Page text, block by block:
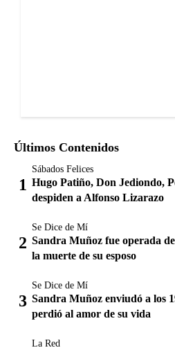
Últimos Contenidos
Sábados Felices
Hugo Patiño, Don Jediondo,
despiden a Alfonso Lizarazo
Se Dice de Mí
Sandra Muñoz fue operada
la muerte de su esposo
Se Dice de Mí
Sandra Muñoz enviudó a los
perdió al amor de su vida
La Red